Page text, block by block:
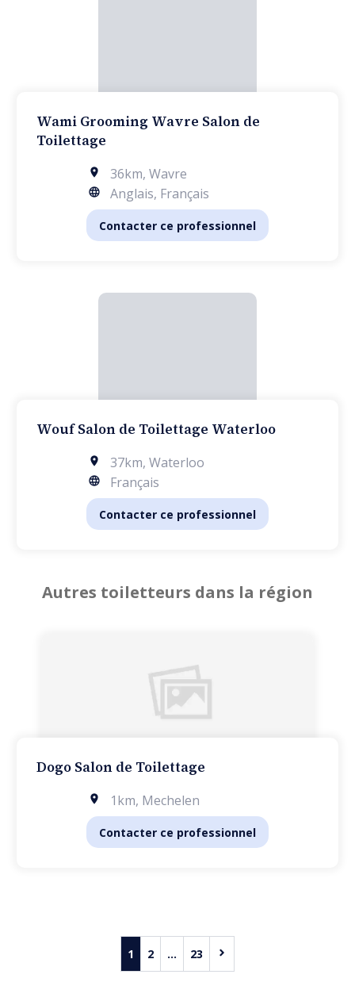
Wami Grooming Wavre Salon de
Toilettage
36km, Wavre
Anglais, Français
Contacter ce professionnel
Wouf Salon de Toilettage Waterloo
37km, Waterloo
Français
Contacter ce professionnel
Autres toiletteurs dans la région
Dogo Salon de Toilettage
1km, Mechelen
Contacter ce professionnel
1 2 ... 23